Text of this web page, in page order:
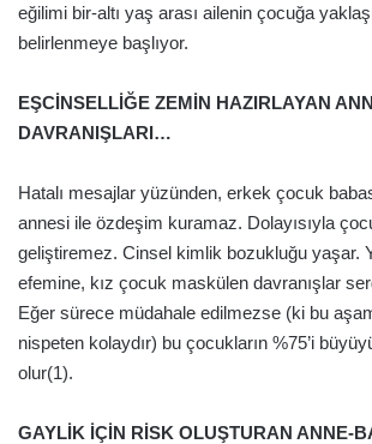
eğilimi bir-altı yaş arası ailenin çocuğa
belirlenmeye başlıyor.
EŞCİNSELLİĞE ZEMİN HAZIRLAYAN
DAVRANIŞLARI…
Hatalı mesajlar yüzünden, erkek çocuk
annesi ile özdeşim kuramaz. Dolayısıyla
geliştiremez. Cinsel kimlik bozukluğu yaşar.
efemine, kız çocuk maskülen davranışlar
Eğer sürece müdahale edilmezse (ki bu
nispeten kolaydır) bu çocukların %75’i
olur(1).
GAYLİK İÇİN RİSK OLUŞTURAN ANNE-